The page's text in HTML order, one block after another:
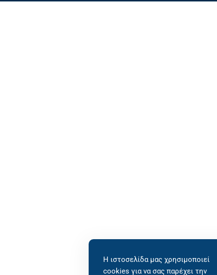
Η ιστοσελίδα μας χρησιμοποιεί
cookies για να σας παρέχει την